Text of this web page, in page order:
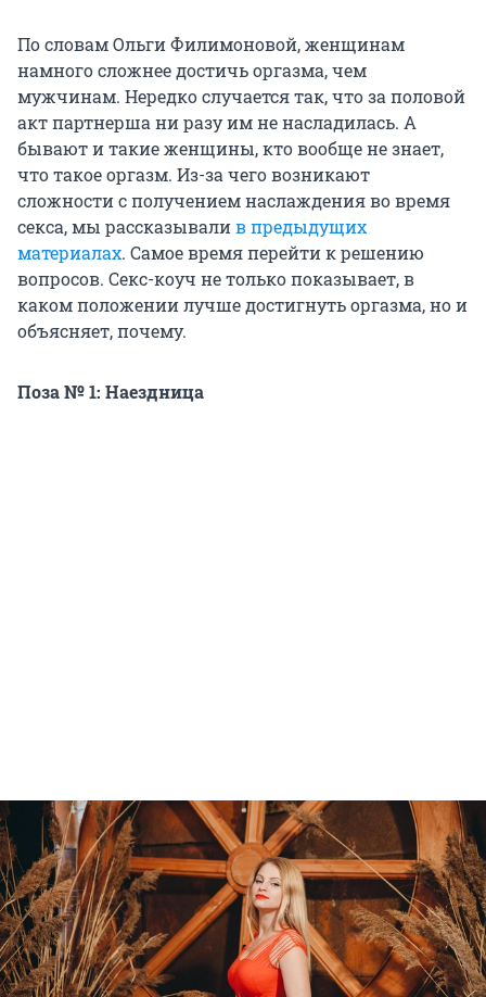
По словам Ольги Филимоновой, женщинам
намного сложнее достичь оргазма, чем
мужчинам. Нередко случается так, что за половой
акт партнерша ни разу им не насладилась. А
бывают и такие женщины, кто вообще не знает,
что такое оргазм. Из-за чего возникают
сложности с получением наслаждения во время
секса, мы рассказывалив предыдущих
материалах. Самое время перейти к решению
вопросов. Секс-коуч не только показывает, в
каком положении лучше достигнуть оргазма, но и
объясняет, почему.
Поза № 1: Наездница